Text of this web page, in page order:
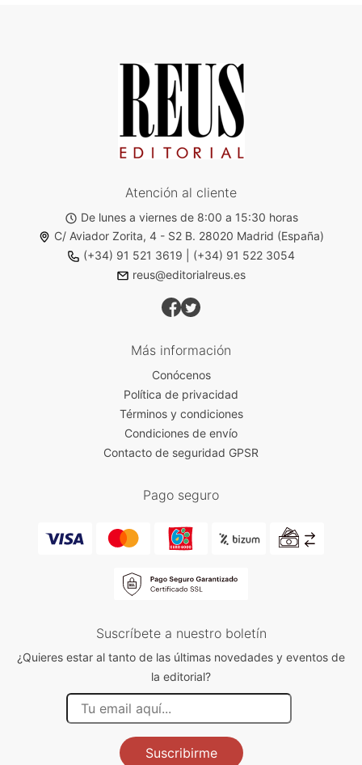
Atención al cliente
De lunes a viernes de 8:00 a 15:30 horas
C/ Aviador Zorita, 4 - S2 B. 28020 Madrid (España)
(+34) 91 521 3619
(+34) 91 522 3054
reus@editorialreus.es
Más información
Conócenos
Política de privacidad
Términos y condiciones
Condiciones de envío
Contacto de seguridad GPSR
Pago seguro
Suscríbete a nuestro boletín
¿Quieres estar al tanto de las últimas novedades y eventos de
la editorial?
Suscribirme